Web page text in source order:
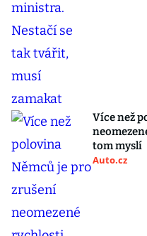
Více než
tom myslí
Auto.cz